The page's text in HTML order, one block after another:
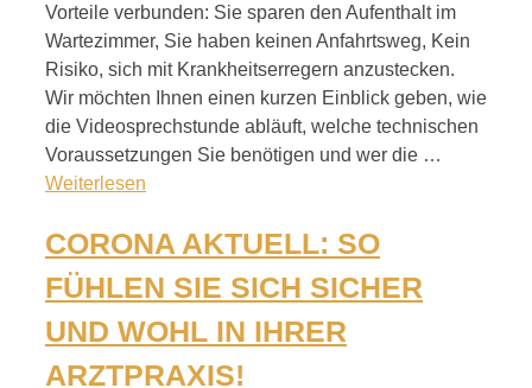
Vorteile verbunden: Sie sparen den Aufenthalt im
Wartezimmer, Sie haben keinen Anfahrtsweg, Kein
Risiko, sich mit Krankheitserregern anzustecken.
Wir möchten Ihnen einen kurzen Einblick geben, wie
die Videosprechstunde abläuft, welche technischen
Voraussetzungen Sie benötigen und wer die …
Weiterlesen
CORONA AKTUELL: SO
FÜHLEN SIE SICH SICHER
UND WOHL IN IHRER
ARZTPRAXIS!